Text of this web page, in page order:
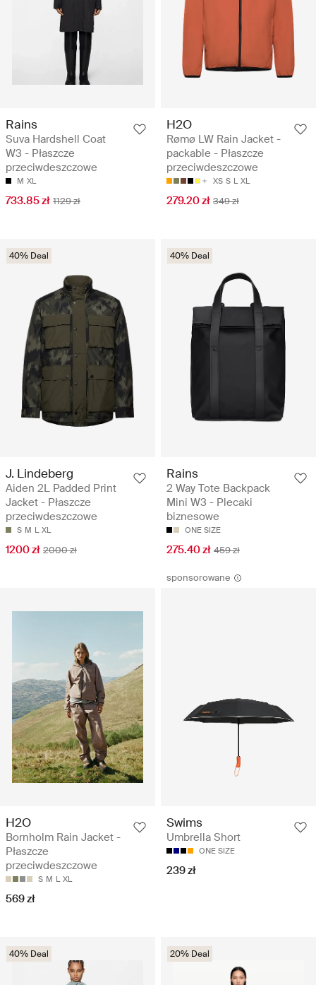
Rains
Suva Hardshell Coat
W3 - Płaszcze
przeciwdeszczowe
M XL
733.85 zł 1129 zł
H2O
Rømø LW Rain Jacket -
packable - Płaszcze
przeciwdeszczowe
XS S L XL
279.20 zł 349 zł
40% Deal
J. Lindeberg
Aiden 2L Padded Print
Jacket - Płaszcze
przeciwdeszczowe
S M L XL
1200 zł 2000 zł
40% Deal
Rains
2 Way Tote Backpack
Mini W3 - Plecaki
biznesowe
ONE SIZE
275.40 zł 459 zł
H2O
Bornholm Rain Jacket -
Płaszcze
przeciwdeszczowe
S M L XL
569 zł
sponsorowane
Swims
Umbrella Short
ONE SIZE
239 zł
40% Deal 20% Deal